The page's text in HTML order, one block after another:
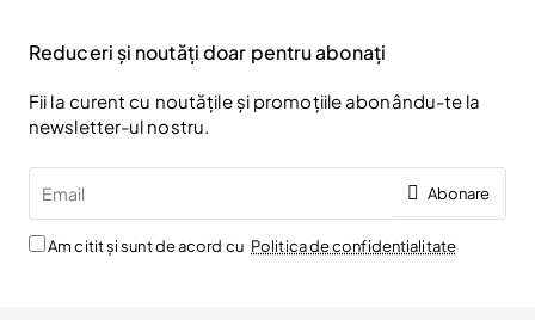
Reduceri și noutăți doar pentru abonați
Fii la curent cu noutățile și promoțiile abonându-te la
newsletter-ul nostru.
Abonare
Am citit și sunt de acord cu Politica de confidentialitate